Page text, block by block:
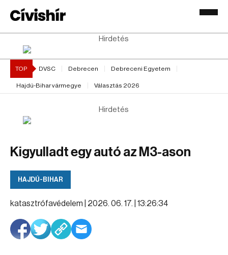
Hirdetés
TOP DVSC Debrecen Debreceni Egyetem
Hajdú-Bihar vármegye Választás 2026
Hirdetés
Kigyulladt egy autó az M3-ason
HAJDÚ-BIHAR
katasztrófavédelem | 2026. 06. 17. | 13:26:34